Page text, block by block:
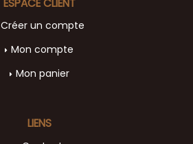
LIENS
ESPACE CLIENT
Créer un compte
Mon compte
Mon panier